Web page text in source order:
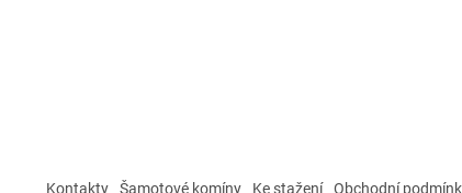
Kontakty Šamotové komíny Ke stažení Obchodní